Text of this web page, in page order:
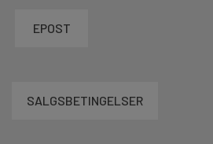
EPOST
SALGSBETINGELSER